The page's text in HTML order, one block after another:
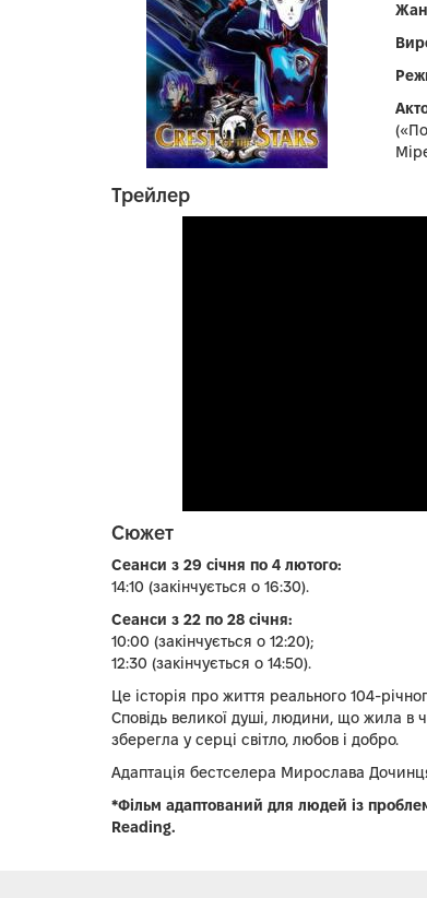
Трейлер
Сюжет
Сеанси з 29 січня по 4 лютого:
14:10 (закінчується о 16:30).
Сеанси з 22 по 28 січня:
10:00 (закінчується о 12:20);
12:30 (закінчується о 14:50).
Це історія про життя реального 104-
Сповідь великої душі, людини, що жила в
зберегла у серці світло, любов і добро.
Адаптація бестселера Мирослава
*Фільм адаптований для людей із
Reading.